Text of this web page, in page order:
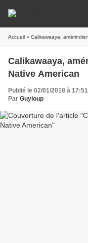
Accueil » Calikawaaya,
Calikawaaya,
Native American
Publié le 02/01/2018 à 17:51
Par Guyloup